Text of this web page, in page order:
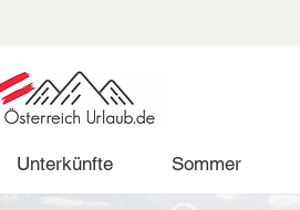
Unterkünfte Sommer